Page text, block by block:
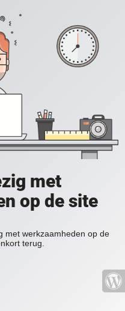
met
op de site
met werkzaamheden op de
terug.